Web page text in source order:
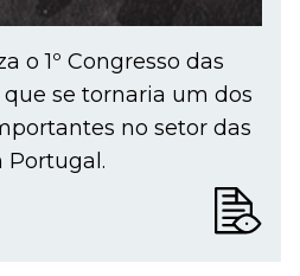
o 1º Congresso das
se tornaria um dos
no setor das
Portugal.